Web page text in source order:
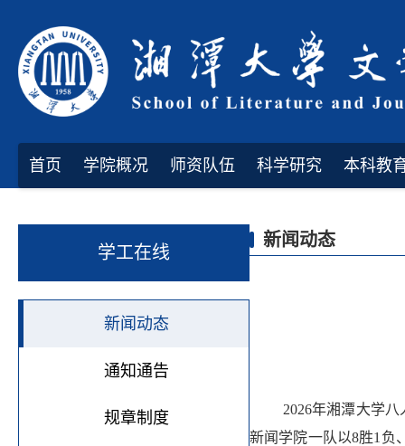
首页 学院概况 师资队伍 科学研究 本科教
学工在线
新闻动态
通知通告
规章制度
新闻动态
2026年湘潭大学
新闻学院一队以8胜1负